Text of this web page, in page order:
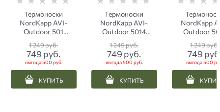
Термоноски
NordKapp AVI-
Outdoor 501
серым
1 249 руб.
749 руб.
выгода500 руб.
КУПИТЬ
Термоноски
NordKapp AVI-
Outdoor 5014
1 249 руб.
749 руб.
выгода500 руб.
КУПИТЬ
NordKapp
Outdoor
1 249 руб.
749
выгода500